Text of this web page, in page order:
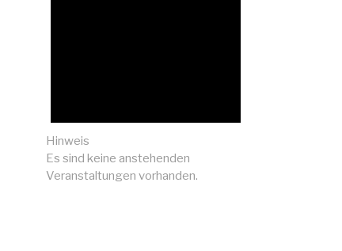
Hinweis
Es sind keine anstehenden
Veranstaltungen vorhanden.